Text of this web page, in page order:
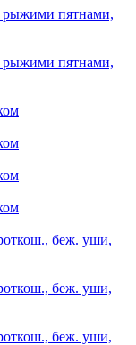
рыжими пятнами,
рыжими пятнами,
беж. уши,
беж. уши,
беж. уши,